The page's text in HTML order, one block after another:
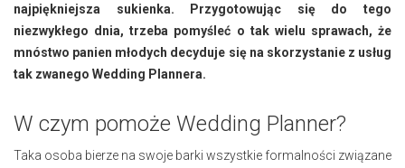
najpiękniejsza sukienka. Przygotowując się do tego
niezwykłego dnia, trzeba pomyśleć o tak wielu sprawach, że
mnóstwo panien młodych decyduje się na skorzystanie z usług
tak zwanego Wedding Plannera.
W czym pomoże Wedding Planner?
Taka osoba bierze na swoje barki wszystkie formalności związane